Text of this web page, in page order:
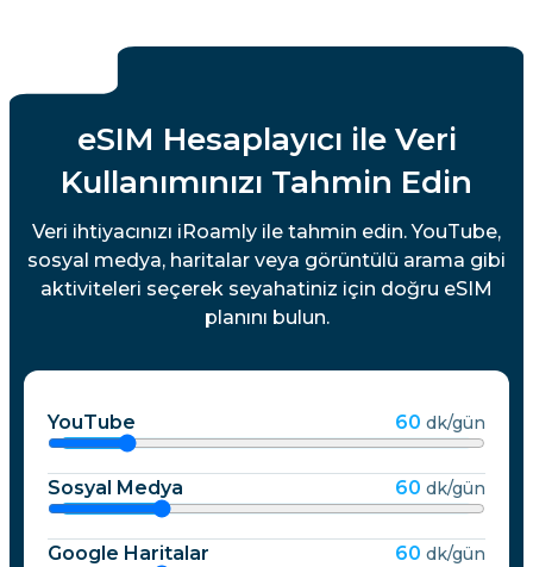
eSIM Hesaplayıcı ile Veri
Kullanımınızı Tahmin Edin
Veri ihtiyacınızı iRoamly ile tahmin edin. YouTube,
sosyal medya, haritalar veya görüntülü arama gibi
aktiviteleri seçerek seyahatiniz için doğru eSIM
planını bulun.
YouTube 60 dk/gün
Sosyal Medya 60 dk/gün
Google Haritalar 60 dk/gün